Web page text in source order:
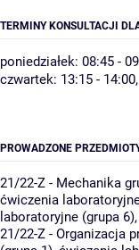
TERMINY KONSULTACJI
poniedziałek: 08:45 -
czwartek: 13:15 -
PROWADZONE
21/22-Z - Mechanika
ćwiczenia
laboratoryjne (grupa 6),
21/22-Z - Organizacja